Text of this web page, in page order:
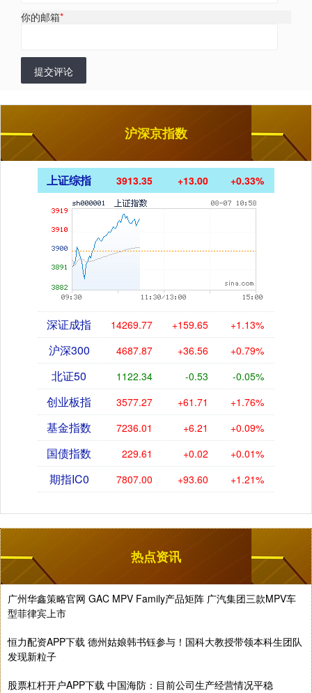
你的邮箱*
提交评论
沪深京指数
上证综指 3913.35 +13.00 +0.33%
深证成指 14269.77 +159.65 +1.13%
沪深300 4687.87 +36.56 +0.79%
北证50 1122.34 -0.53 -0.05%
创业板指 3577.27 +61.71 +1.76%
基金指数 7236.01 +6.21 +0.09%
国债指数 229.61 +0.02 +0.01%
期指IC0 7807.00 +93.60 +1.21%
热点资讯
广州华鑫策略官网 GAC MPV Family产品矩阵 广汽集团三款MPV车
型菲律宾上市
恒力配资APP下载 德州姑娘韩书钰参与！国科大教授带领本科生团队
发现新粒子
股票杠杆开户APP下载 中国海防：目前公司生产经营情况平稳